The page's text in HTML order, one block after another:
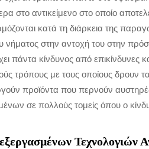
στο αντικείμενο στο οποίο
κατά τη διάρκεια της
νήματος στην αντοχή του στην
πάντα κίνδυνος από επικίνδυνες
τρόπους με τους οποίους δρουν
προϊόντα που περνούν
σε πολλούς τομείς όπου ο